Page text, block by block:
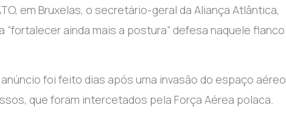
em Bruxelas, o secretário-geral da Aliança Atlântica,
ainda mais a postura” defesa naquele flanco
foi feito dias após uma invasão do espaço aéreo
que foram intercetados pela Força Aérea polaca.